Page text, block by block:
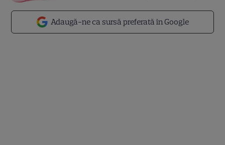
Adaugă-ne ca sursă preferată în Google